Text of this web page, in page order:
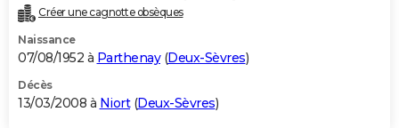
Créer une cagnotte obsèques
Naissance
07/08/1952 à Parthenay(Deux-Sèvres)
Décès
13/03/2008 à Niort(Deux-Sèvres)